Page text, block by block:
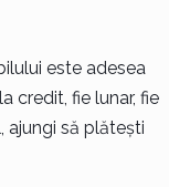
este adesea
credit, fie lunar, fie
ajungi să plătești